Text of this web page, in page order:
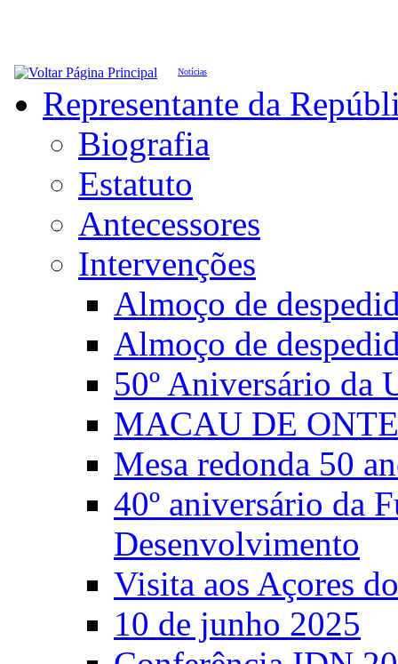
Notícias
Representante da
Biografia
Estatuto
Antecessores
Intervenções
Almoço de
Almoço de
50º Aniversário da
MACAU DE
Mesa redonda 50
40º aniversário da
Desenvolvimento
Visita aos Açores
10 de junho 2025